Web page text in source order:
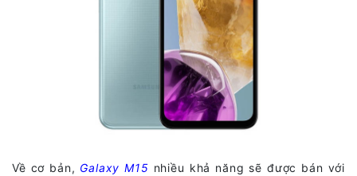
Về cơ bản, Galaxy M15 nhiều khả năng sẽ được bán với